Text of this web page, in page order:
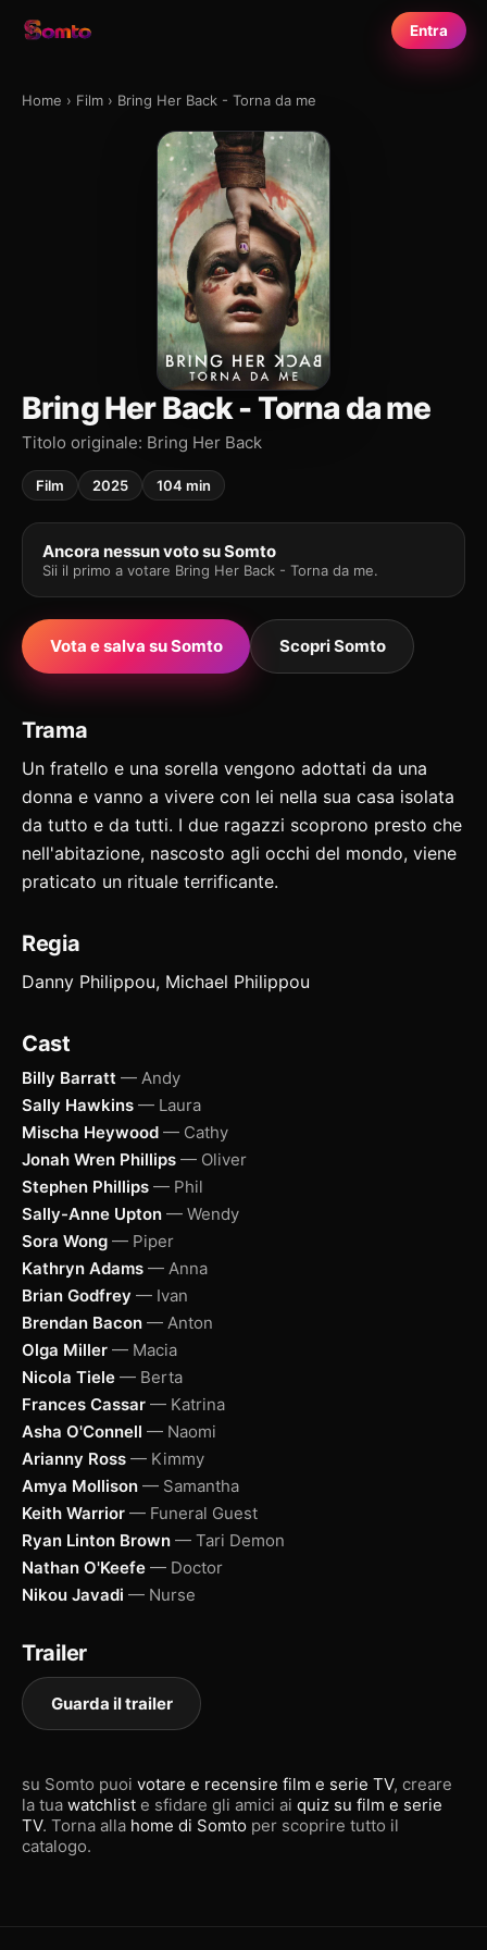
Entra
Home › Film › Bring Her Back - Torna da me
Bring Her Back - Torna da me
Titolo originale: Bring Her Back
Film 2025 104 min
Ancora nessun voto su Somto
Sii il primo a votare Bring Her Back - Torna da me.
Vota e salva su Somto Scopri Somto
Trama
Un fratello e una sorella vengono adottati da una
donna e vanno a vivere con lei nella sua casa isolata
da tutto e da tutti. I due ragazzi scoprono presto che
nell'abitazione, nascosto agli occhi del mondo, viene
praticato un rituale terrificante.
Regia
Danny Philippou, Michael Philippou
Cast
Billy Barratt — Andy
Sally Hawkins — Laura
Mischa Heywood — Cathy
Jonah Wren Phillips — Oliver
Stephen Phillips — Phil
Sally-Anne Upton — Wendy
Sora Wong — Piper
Kathryn Adams — Anna
Brian Godfrey — Ivan
Brendan Bacon — Anton
Olga Miller — Macia
Nicola Tiele — Berta
Frances Cassar — Katrina
Asha O'Connell — Naomi
Arianny Ross — Kimmy
Amya Mollison — Samantha
Keith Warrior — Funeral Guest
Ryan Linton Brown — Tari Demon
Nathan O'Keefe — Doctor
Nikou Javadi — Nurse
Trailer
Guarda il trailer
su Somto puoi votare e recensire film e serie TV, creare
la tua watchlist e sfidare gli amici ai quiz su film e serie
TV. Torna alla home di Somto per scoprire tutto il
catalogo.